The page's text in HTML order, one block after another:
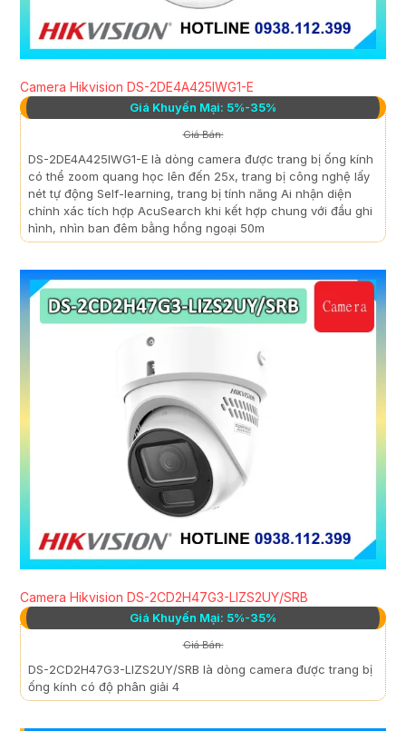
Camera Hikvision DS-2DE4A425IWG1-E
Giá Khuyến Mại: 5%-35%
Giá Bán:
DS-2DE4A425IWG1-E là dòng camera được trang bị ống kính
có thể zoom quang học lên đến 25x, trang bị công nghệ lấy
nét tự động Self-learning, trang bị tính năng Ai nhận diện
chính xác tích hợp AcuSearch khi kết hợp chung với đầu ghi
hình, nhìn ban đêm bằng hồng ngoại 50m
Camera Hikvision DS-2CD2H47G3-LIZS2UY/SRB
Giá Khuyến Mại: 5%-35%
Giá Bán:
DS-2CD2H47G3-LIZS2UY/SRB là dòng camera được trang bị
ống kính có độ phân giải 4